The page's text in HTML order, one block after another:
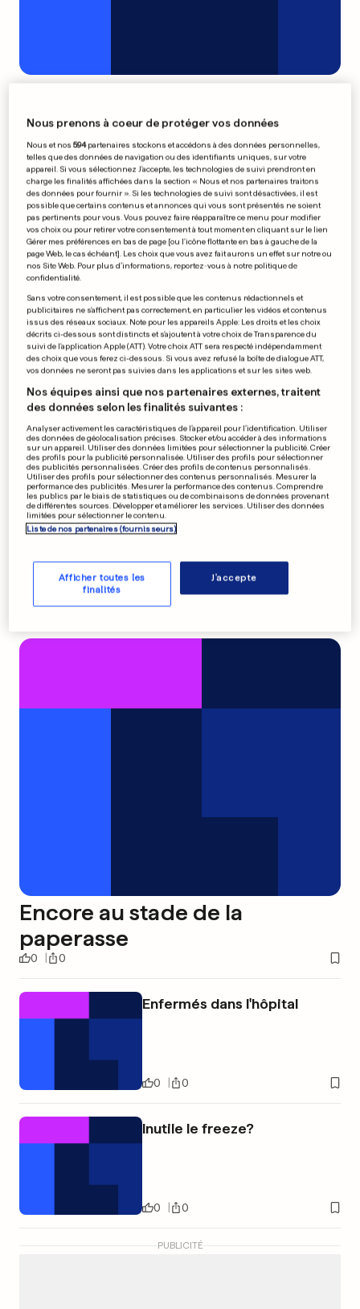
fin de saison messine
Le Borussia Dortmund va en
finale
0 0
Sarah, Simone et Carla, elles
étaient toutes là
0 0
PUBLICITÉ
Encore au stade de la
paperasse
0 0
Enfermés dans l'hôpital
0 0
Inutile le freeze?
0 0
PUBLICITÉ
Nous prenons à coeur de protéger vos données
Nous et nos594partenaires stockons et accédons à des données personnelles,
telles que des données de navigation ou des identifiants uniques, sur votre
appareil. Si vous sélectionnez J'accepte, les technologies de suivi prendront en
charge les finalités affichées dans la section « Nous et nos partenaires traitons
des données pour fournir ». Si les technologies de suivi sont désactivées, il est
possible que certains contenus et annonces qui vous sont présentés ne soient
pas pertinents pour vous. Vous pouvez faire réapparaître ce menu pour modifier
vos choix ou pour retirer votre consentement à tout moment en cliquant sur le lien
Gérer mes préférences en bas de page [ou l'icône flottante en bas à gauche de la
page Web, le cas échéant]. Les choix que vous avez fait aurons un effet sur notre ou
nos Site Web. Pour plus d’informations, reportez-vous à notre politique de
confidentialité.
Sans votre consentement, il est possible que les contenus rédactionnels et
publicitaires ne s'affichent pas correctement, en particulier les vidéos et contenus
issus des réseaux sociaux. Note pour les appareils Apple: Les droits et les choix
décrits ci-dessous sont distincts et s'ajoutent à votre choix de Transparence du
suivi de l'application Apple (ATT). Votre choix ATT sera respecté indépendamment
des choix que vous ferez ci-dessous. Si vous avez refusé la boîte de dialogue ATT,
vos données ne seront pas suivies dans les applications et sur les sites web.
Nos équipes ainsi que nos partenaires externes, traitent
des données selon les finalités suivantes :
Analyser activement les caractéristiques de l’appareil pour l’identification. Utiliser
des données de géolocalisation précises. Stocker et/ou accéder à des informations
sur un appareil. Utiliser des données limitées pour sélectionner la publicité. Créer
des profils pour la publicité personnalisée. Utiliser des profils pour sélectionner
des publicités personnalisées. Créer des profils de contenus personnalisés.
Utiliser des profils pour sélectionner des contenus personnalisés. Mesurer la
performance des publicités. Mesurer la performance des contenus. Comprendre
les publics par le biais de statistiques ou de combinaisons de données provenant
de différentes sources. Développer et améliorer les services. Utiliser des données
limitées pour sélectionner le contenu.
Liste de nos partenaires (fournisseurs)
Afficher toutes les
finalités
J'accepte